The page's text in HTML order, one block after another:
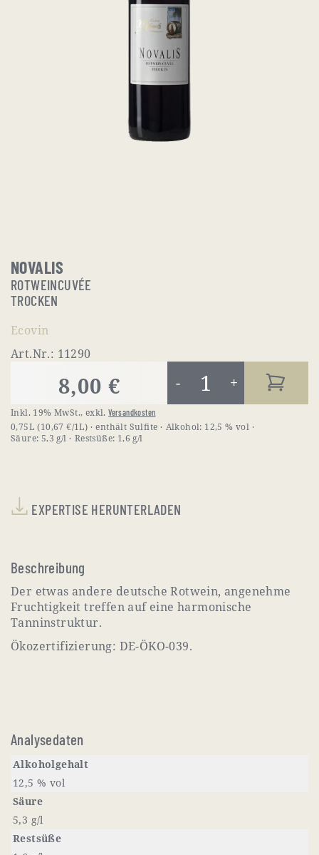
NOVALIS
ROTWEINCUVÉE
TROCKEN
Ecovin
Art.Nr.: 11290
8,00 €
Inkl. 19% MwSt., exkl.Versandkosten
- +
0,75L (10,67 €/1L) enthält Sulfite Alkohol: 12,5 % vol
Säure: 5,3 g/l Restsüße: 1,6 g/l
EXPERTISE HERUNTERLADEN
Beschreibung
Der etwas andere deutsche Rotwein, angenehme
Fruchtigkeit treffen auf eine harmonische
Tanninstruktur.
Ökozertifizierung: DE-ÖKO-039.
Analysedaten
Alkoholgehalt
12,5 % vol
Säure
5,3 g/l
Restsüße